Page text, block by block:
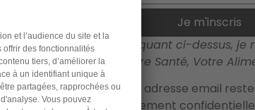
Je m'inscris
En cliquant ci-dessus, je
à Votre Santé, Votre
Votre adresse email
strictement